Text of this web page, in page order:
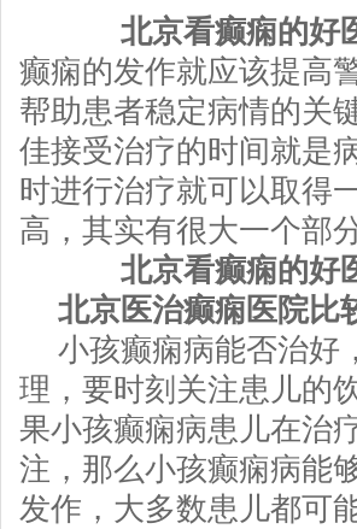
北京看癫痫的好
癫痫的发作就应该提高
帮助患者稳定病情的关
佳接受治疗的时间就是
时进行治疗就可以取得
高，其实有很大一个部
北京看癫痫的好
北京医治癫痫医院比
小孩癫痫病能否治好
理，要时刻关注患儿的
果小孩癫痫病患儿在治
注，那么小孩癫痫病能
发作，大多数患儿都可